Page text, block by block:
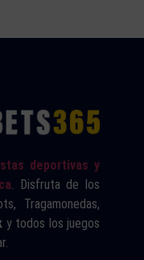
deportivas y
. Disfruta de los
Tragamonedas,
y todos los juegos